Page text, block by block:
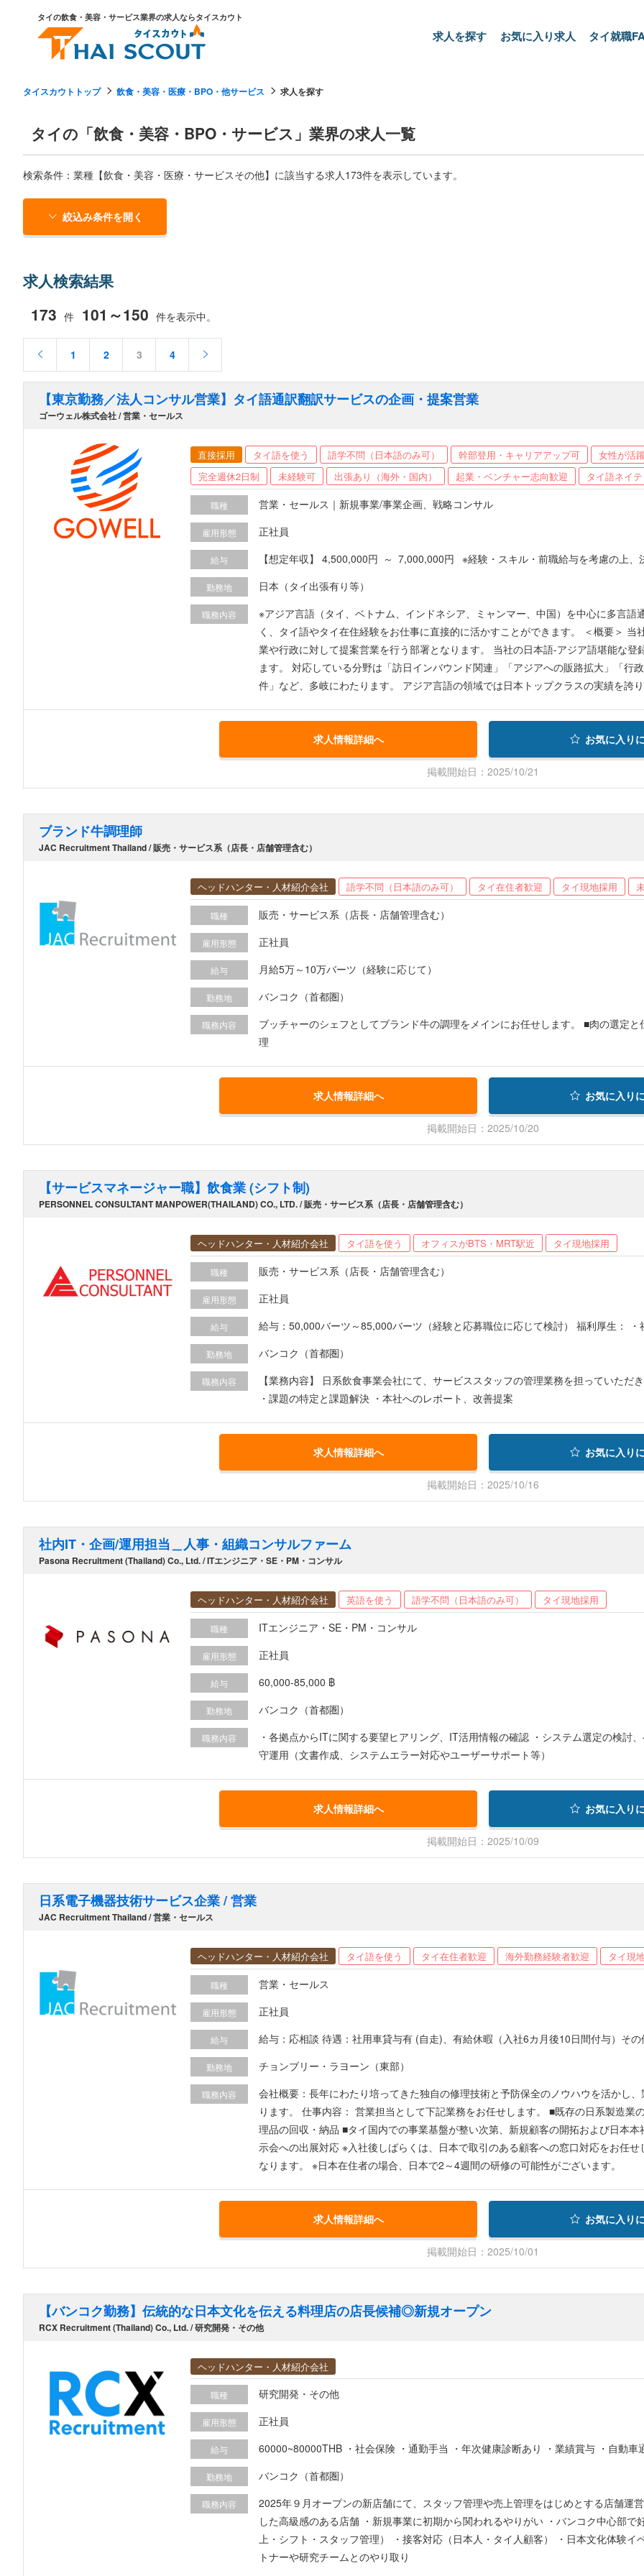
タイの飲食・美容・サービス業界の求人ならタイスカウト
求人を探す お気に入り求人 タイ就職
タイスカウトトップ 飲食・美容・医療・BPO・他サービス 求人を探す
タイの「飲食・美容・BPO・サービス」業界の求人一覧
検索条件：業種【飲食・美容・医療・サービスその他】に該当する求人173件を表示しています。
絞込み条件を開く
求人検索結果
173 件 101～150 件を表示中。
1 2 3 4
【東京勤務／法人コンサル営業】タイ語通訳翻訳サービスの企画・提案営業
ゴーウェル株式会社 / 営業・セールス
直接採用 タイ語を使う 語学不問（日本語のみ可） 幹部登用・キャリアアップ可
女性が活
完全週休2日制
未経験可 出張あり（海外・国内） 起業・ベンチャー志向歓迎 タイ語ネイ
職種 営業・セールス｜新規事業/事業企画、戦略コンサル
雇用形態 正社員
給与
【想定年収】 4,500,000円 ～ 7,000,000円 ※経験・スキル・前職給与を考慮の上
～600万 / MGR 600万～900万 / 部長 900万～1200万 / 事業部長 ※抜擢人事に年齢
から責任のあるポジションにチャレンジすることが可能です。 【そのほか福利厚生】 ・各種社会保険完備（健康・厚生年金・労災・雇用） ・昇給
（基本4月） ※昇格・昇給は随時あります。 ・賞与年1回（12月） ※社と個人の業
時差式出勤制度 ・健康診断（年1回） ・ゴーグローバル制度（海外旅行・海外帰省
勤務地 日本（タイ出張有り等）
職務内容
※アジア言語（タイ、ベトナム、インドネシア、ミャンマー、中国）を中心に多言
く、タイ語やタイ在住経験をお仕事に直接的に活かすことができます。 ＜概要＞ 当社のアジア語ソリューション事業部はアジア言語を必要とする企
業や行政に対して提案営業を行う部署となります。 当社の日本語-アジア語堪能な
ます。 対応している分野は「訪日インバウンド関連」「アジアへの販路拡大」「行
件」など、多岐にわたります。 アジア言語の領域では日本トップクラスの実績を誇
業にチャレンジしたいという方を募集しています。 日本の少子高齢化・経済停滞が
国からの外国人材の採用、 増加するアジア出身の方々に向けての行政インフラ整
最重要課題となりつつあります。そのため、市場は急速に拡大しており、当社問合
新規の企画提案などの法人への積極的なアプローチをできる人財が足りておらず、増員募集しています。 〈具体的な
する企業、行政へのソリューション営業を行っていただきます。 ・訪日インバウン
ンド客対応にお困りごとがある企業へ企画提案 ・アジア各国で商品・サービスを販
求人情報詳細へ お気に入り
掲載開始日：2025/10/21
ブランド牛調理師
JAC Recruitment Thailand / 販売・サービス系（店長・店舗管理含む）
ヘッドハンター・人材紹介会社 語学不問（日本語のみ可） タイ在住者歓迎 タイ現地採用
職種 販売・サービス系（店長・店舗管理含む）
雇用形態 正社員
給与 月給5万～10万バーツ（経験に応じて）
勤務地 バンコク（首都圏）
職務内容
ブッチャーのシェフとしてブランド牛の調理をメインにお任せします。 ■肉の選定と仕入れ、肉の下処理、調理 ■衛生管理 ■スタッフの指導 ■在庫管
理
求人情報詳細へ お気に入り
掲載開始日：2025/10/20
【サービスマネージャー職】飲食業 (シフト制)
PERSONNEL CONSULTANT MANPOWER(THAILAND) CO., LTD. / 販売・サービス系（店長・店舗管理含む）
ヘッドハンター・人材紹介会社 タイ語を使う オフィスがBTS・MRT駅近 タイ現地採用
職種 販売・サービス系（店長・店舗管理含む）
雇用形態 正社員
給与 給与：50,000バーツ～
勤務地 バンコク（首都圏）
職務内容
【業務内容】 日系飲食事業会社にて、サービススタッフの管理業務を担っていた
・課題の特定と課題解決 ・本社へのレポート、改善提案
求人情報詳細へ お気に入り
掲載開始日：2025/10/16
社内IT・企画/運用担当＿人事・組織コンサルファーム
Pasona Recruitment (Thailand) Co., Ltd. / ITエンジニア・SE・PM・コンサル
ヘッドハンター・人材紹介会社 英語を使う 語学不問（日本語のみ可） タイ現地採用
職種 ITエンジニア・SE・PM・コンサル
雇用形態 正社員
給与 60,000-85,000 ฿
勤務地 バンコク（首都圏）
職務内容
・各拠点からITに関する要望ヒアリング、IT活用情報の確認 ・システム選定の検討
守運用（文書作成、システムエラー対応やユーザーサポート等）
求人情報詳細へ お気に入り
掲載開始日：2025/10/09
日系電子機器技術サービス企業 / 営業
JAC Recruitment Thailand / 営業・セールス
ヘッドハンター・人材紹介会社 タイ語を使う タイ在住者歓迎 海外勤務経験者歓迎 タイ現
職種 営業・セールス
雇用形態 正社員
給与
給与：応相談 待遇：社用車貸与有 (自走)、有給休暇（入社6カ月後10日間付与）その他福利厚生は要相談 ビザサポート：VISA・ワークパミットの申
勤務地 チョンブリー・ラヨーン（東部）
職務内容
会社概要：長年にわたり培ってきた独自の修理技術と予防保全のノウハウを活かし
ります。 仕事内容： 営業担当として下記業務をお任せします。 ■既存の日系製造業のお客様に対する、電子機器修理・保全サービスの提案営業 ■修
理品の回収・納品 ■タイ国内での事業基盤が整い次第、新規顧客の開拓および日本
示会への出展対応 ※入社後しばらくは、日本で取引のある顧客への窓口対応をお任
なります。 ※日本在住者の場合、日本で2～4週間の研修の可能性がございます。
求人情報詳細へ お気に入り
掲載開始日：2025/10/01
【バンコク勤務】伝統的な日本文化を伝える料理店の店長候補◎新規オープン
RCX Recruitment (Thailand) Co., Ltd. / 研究開発・その他
ヘッドハンター・人材紹介会社
職種 研究開発・その他
雇用形態 正社員
給与 60000~80000THB ・社会保険 ・通勤手当 ・年次健康診断あり ・業績賞与 ・
勤務地 バンコク（首都圏）
職務内容
2025年９月オープンの新店舗にて、スタッフ管理や売上管理をはじめとする店舗運営を担当いただきます。 ■ 働く
した高級感のある店舗 ・新規事業に初期から関われるやりがい ・バンコク中心部で好立地＆駐車場の利用OK ■
上・シフト・スタッフ管理） ・接客対応（日本人・タイ人顧客） ・日本文化体験
トナーや研究チームとのやり取り